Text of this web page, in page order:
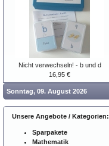
Nicht verwechseln! - b und d
16,95 €
Sonntag, 09. August 2026
Unsere Angebote / Kategorien:
Sparpakete
Mathematik